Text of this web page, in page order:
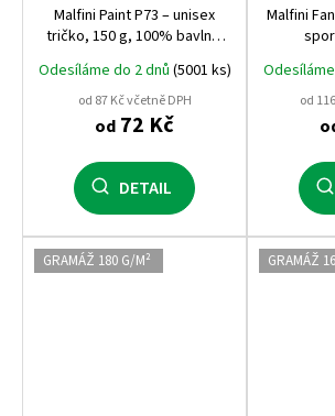
Malfini Paint P73 – unisex
tričko, 150 g, 100% bavlna,
tubulární střih, ideální pro
potisk i výšivku
Odesíláme do 2 dnů (5001 ks)
od 87 Kč včetně DPH
od 72 Kč
DETAIL
Malfini
od
GRAMÁŽ 180 G/M² GRAMÁŽ